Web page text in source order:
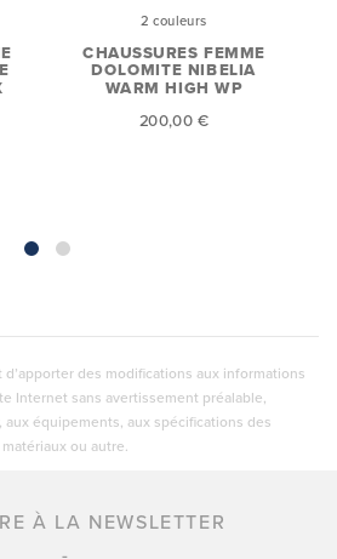
2 couleurs
CHAUSSURES FEMME
DOLOMITE NIBELIA
WARM HIGH WP
200,00 €
des modifications aux informations
Internet sans avertissement préalable,
aux équipements, aux spécifications des
ou autre.
À LA NEWSLETTER